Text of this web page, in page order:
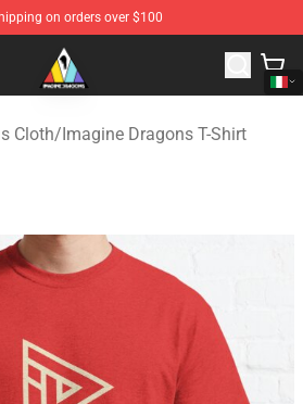
on orders over $100
Store - Official Imagine Dragons
Cloth/Imagine Dragons T-Shirt